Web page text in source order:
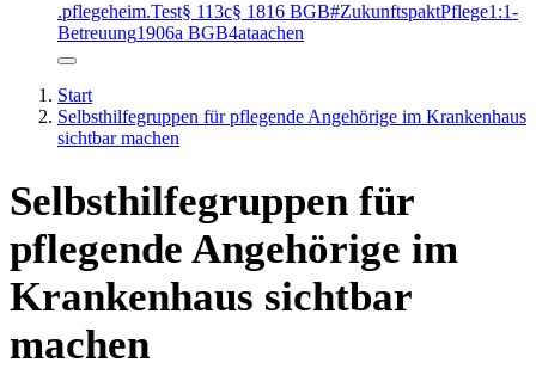
.pflegeheim.Test§ 113c§ 1816 BGB#ZukunftspaktPflege1:1-
Betreuung1906a BGB4ataachen
Start
Selbsthilfegruppen für pflegende Angehörige im Krankenhaus
sichtbar machen
Selbsthilfegruppen für
pflegende Angehörige im
Krankenhaus sichtbar
machen